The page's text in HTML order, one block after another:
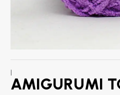
AMIGURUMI